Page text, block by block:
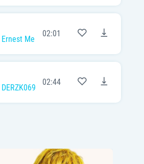
Ernest Merkel
02:01
DERZK069
02:44